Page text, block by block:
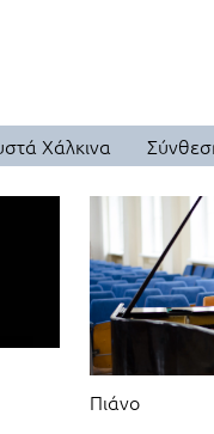
Χάλκινα
Πιάνο